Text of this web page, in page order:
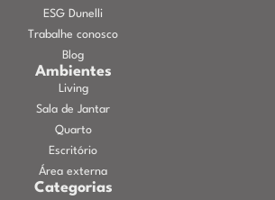
ESG Dunelli
Trabalhe conosco
Blog
Ambientes
Living
Sala de Jantar
Quarto
Escritório
Área externa
Categorias